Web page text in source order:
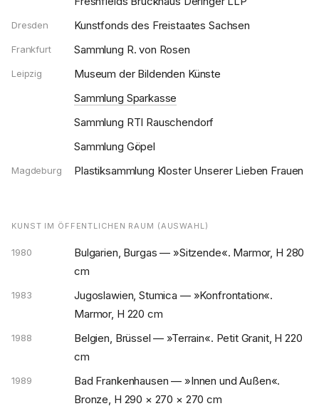
Dresden Kunstfonds des Freistaates Sachsen
Frankfurt Sammlung R. von Rosen
Leipzig
Museum der Bildenden Künste
Sammlung Sparkasse
Sammlung RTI Rauschendorf
Sammlung Göpel
Magdeburg Plastiksammlung Kloster Unserer Lieben Frauen
KUNST IM ÖFFENTLICHEN RAUM (AUSWAHL)
1980
Bulgarien, Burgas — »Sitzende«. Marmor, H 280
cm
1983
Jugoslawien, Stumica — »Konfrontation«.
Marmor, H 220 cm
1988
Belgien, Brüssel — »Terrain«. Petit Granit, H 220
cm
1989
Bad Frankenhausen — »Innen und Außen«.
Bronze, H 290 × 270 × 270 cm